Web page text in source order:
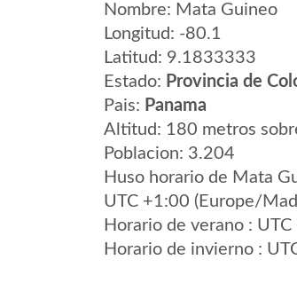
Nombre: Mata Guineo
Longitud: -80.1
Latitud: 9.1833333
Estado: Provincia de
Pais: Panama
Altitud: 180 metros
Poblacion: 3.204
Huso horario de Mata
UTC +1:00 (Europe/
Horario de verano :
Horario de invierno :